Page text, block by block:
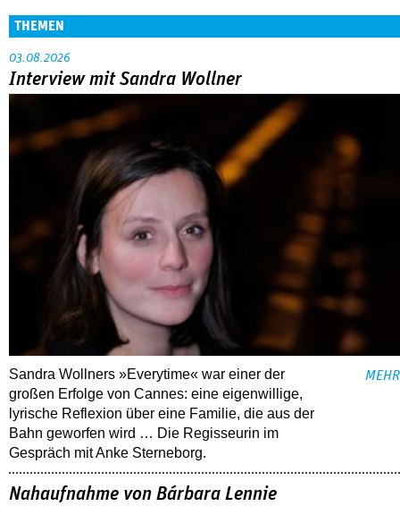
THEMEN
03.08.2026
Interview mit Sandra Wollner
Sandra Wollners »Everytime« war einer der
großen Erfolge von Cannes: eine eigenwillige,
lyrische Reflexion über eine ­Familie, die aus der
Bahn geworfen wird … Die Regisseurin im
Gespräch mit Anke Sterneborg.
MEHR
Nahaufnahme von Bárbara Lennie